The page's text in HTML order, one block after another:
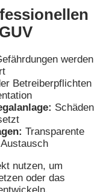
werden
Betreiberpflichten
Schäden
Transparente
nutzen, um
oder das